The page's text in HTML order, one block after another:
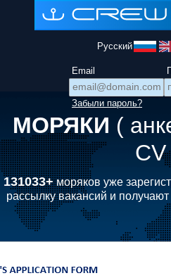
Русский
Email
Забыли пароль?
МОРЯКИ (
CV
131033+моряков уже
рассылку вакансий и